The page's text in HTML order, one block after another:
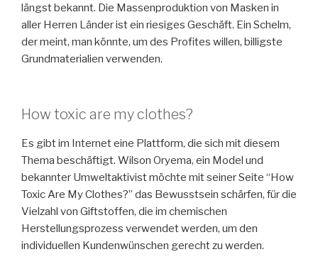
längst bekannt. Die Massenproduktion von Masken in
aller Herren Länder ist ein riesiges Geschäft. Ein Schelm,
der meint, man könnte, um des Profites willen, billigste
Grundmaterialien verwenden.
How toxic are my clothes?
Es gibt im Internet eine Plattform, die sich mit diesem
Thema beschäftigt. Wilson Oryema, ein Model und
bekannter Umweltaktivist möchte mit seiner Seite “How
Toxic Are My Clothes?” das Bewusstsein schärfen, für die
Vielzahl von Giftstoffen, die im chemischen
Herstellungsprozess verwendet werden, um den
individuellen Kundenwünschen gerecht zu werden.